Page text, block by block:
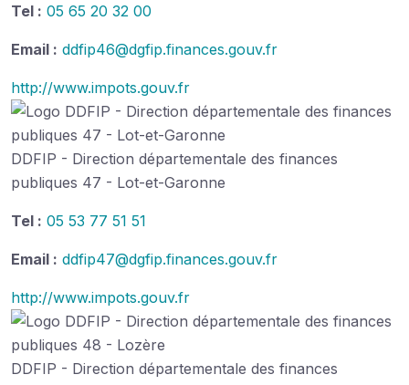
Tel : 05 65 20 32 00
Email : ddfip46@dgfip.finances.gouv.fr
http://www.impots.gouv.fr
DDFIP - Direction départementale des finances
publiques 47 - Lot-et-Garonne
Tel : 05 53 77 51 51
Email : ddfip47@dgfip.finances.gouv.fr
http://www.impots.gouv.fr
DDFIP - Direction départementale des finances